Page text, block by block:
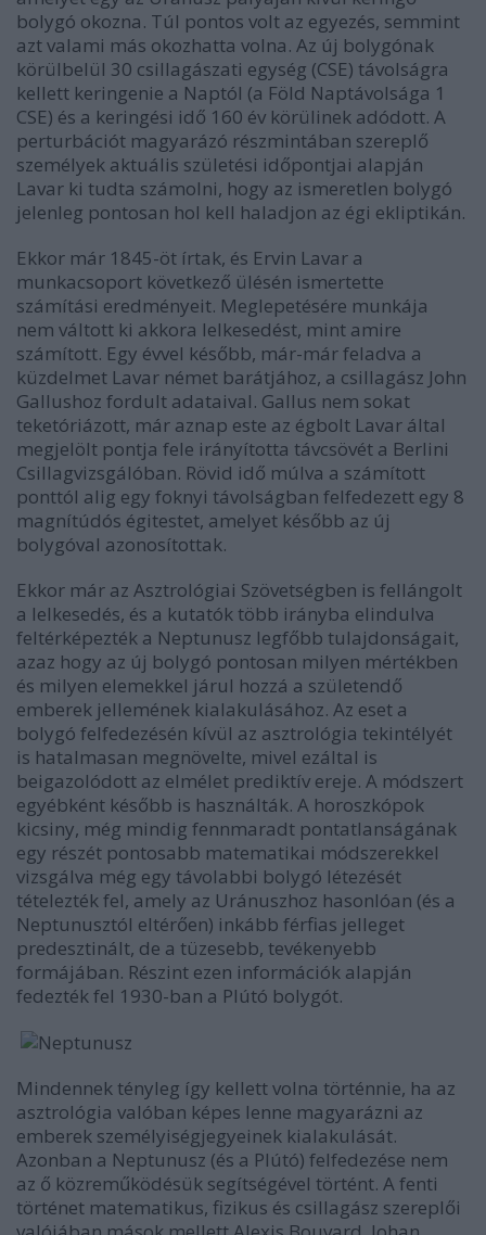
bolygó okozna. Túl pontos volt az egyezés, semmint
azt valami más okozhatta volna. Az új bolygónak
körülbelül 30 csillagászati egység (CSE) távolságra
kellett keringenie a Naptól (a Föld Naptávolsága 1
CSE) és a keringési idő 160 év körülinek adódott. A
perturbációt magyarázó részmintában szereplő
személyek aktuális születési időpontjai alapján
Lavar ki tudta számolni, hogy az ismeretlen bolygó
jelenleg pontosan hol kell haladjon az égi ekliptikán.
Ekkor már 1845-öt írtak, és Ervin Lavar a
munkacsoport következő ülésén ismertette
számítási eredményeit. Meglepetésére munkája
nem váltott ki akkora lelkesedést, mint amire
számított. Egy évvel később, már-már feladva a
küzdelmet Lavar német barátjához, a csillagász John
Gallushoz fordult adataival. Gallus nem sokat
teketóriázott, már aznap este az égbolt Lavar által
megjelölt pontja fele irányította távcsövét a Berlini
Csillagvizsgálóban. Rövid idő múlva a számított
ponttól alig egy foknyi távolságban felfedezett egy 8
magnítúdós égitestet, amelyet később az új
bolygóval azonosítottak.
Ekkor már az Asztrológiai Szövetségben is fellángolt
a lelkesedés, és a kutatók több irányba elindulva
feltérképezték a Neptunusz legfőbb tulajdonságait,
azaz hogy az új bolygó pontosan milyen mértékben
és milyen elemekkel járul hozzá a születendő
emberek jellemének kialakulásához. Az eset a
bolygó felfedezésén kívül az asztrológia tekintélyét
is hatalmasan megnövelte, mivel ezáltal is
beigazolódott az elmélet prediktív ereje. A módszert
egyébként később is használták. A horoszkópok
kicsiny, még mindig fennmaradt pontatlanságának
egy részét pontosabb matematikai módszerekkel
vizsgálva még egy távolabbi bolygó létezését
tételezték fel, amely az Uránuszhoz hasonlóan (és a
Neptunusztól eltérően) inkább férfias jelleget
predesztinált, de a tüzesebb, tevékenyebb
formájában. Részint ezen információk alapján
fedezték fel 1930-ban a Plútó bolygót.
Mindennek tényleg így kellett volna történnie, ha az
asztrológia valóban képes lenne magyarázni az
emberek személyiségjegyeinek kialakulását.
Azonban a Neptunusz (és a Plútó) felfedezése nem
az ő közreműködésük segítségével történt. A fenti
történet matematikus, fizikus és csillagász szereplői